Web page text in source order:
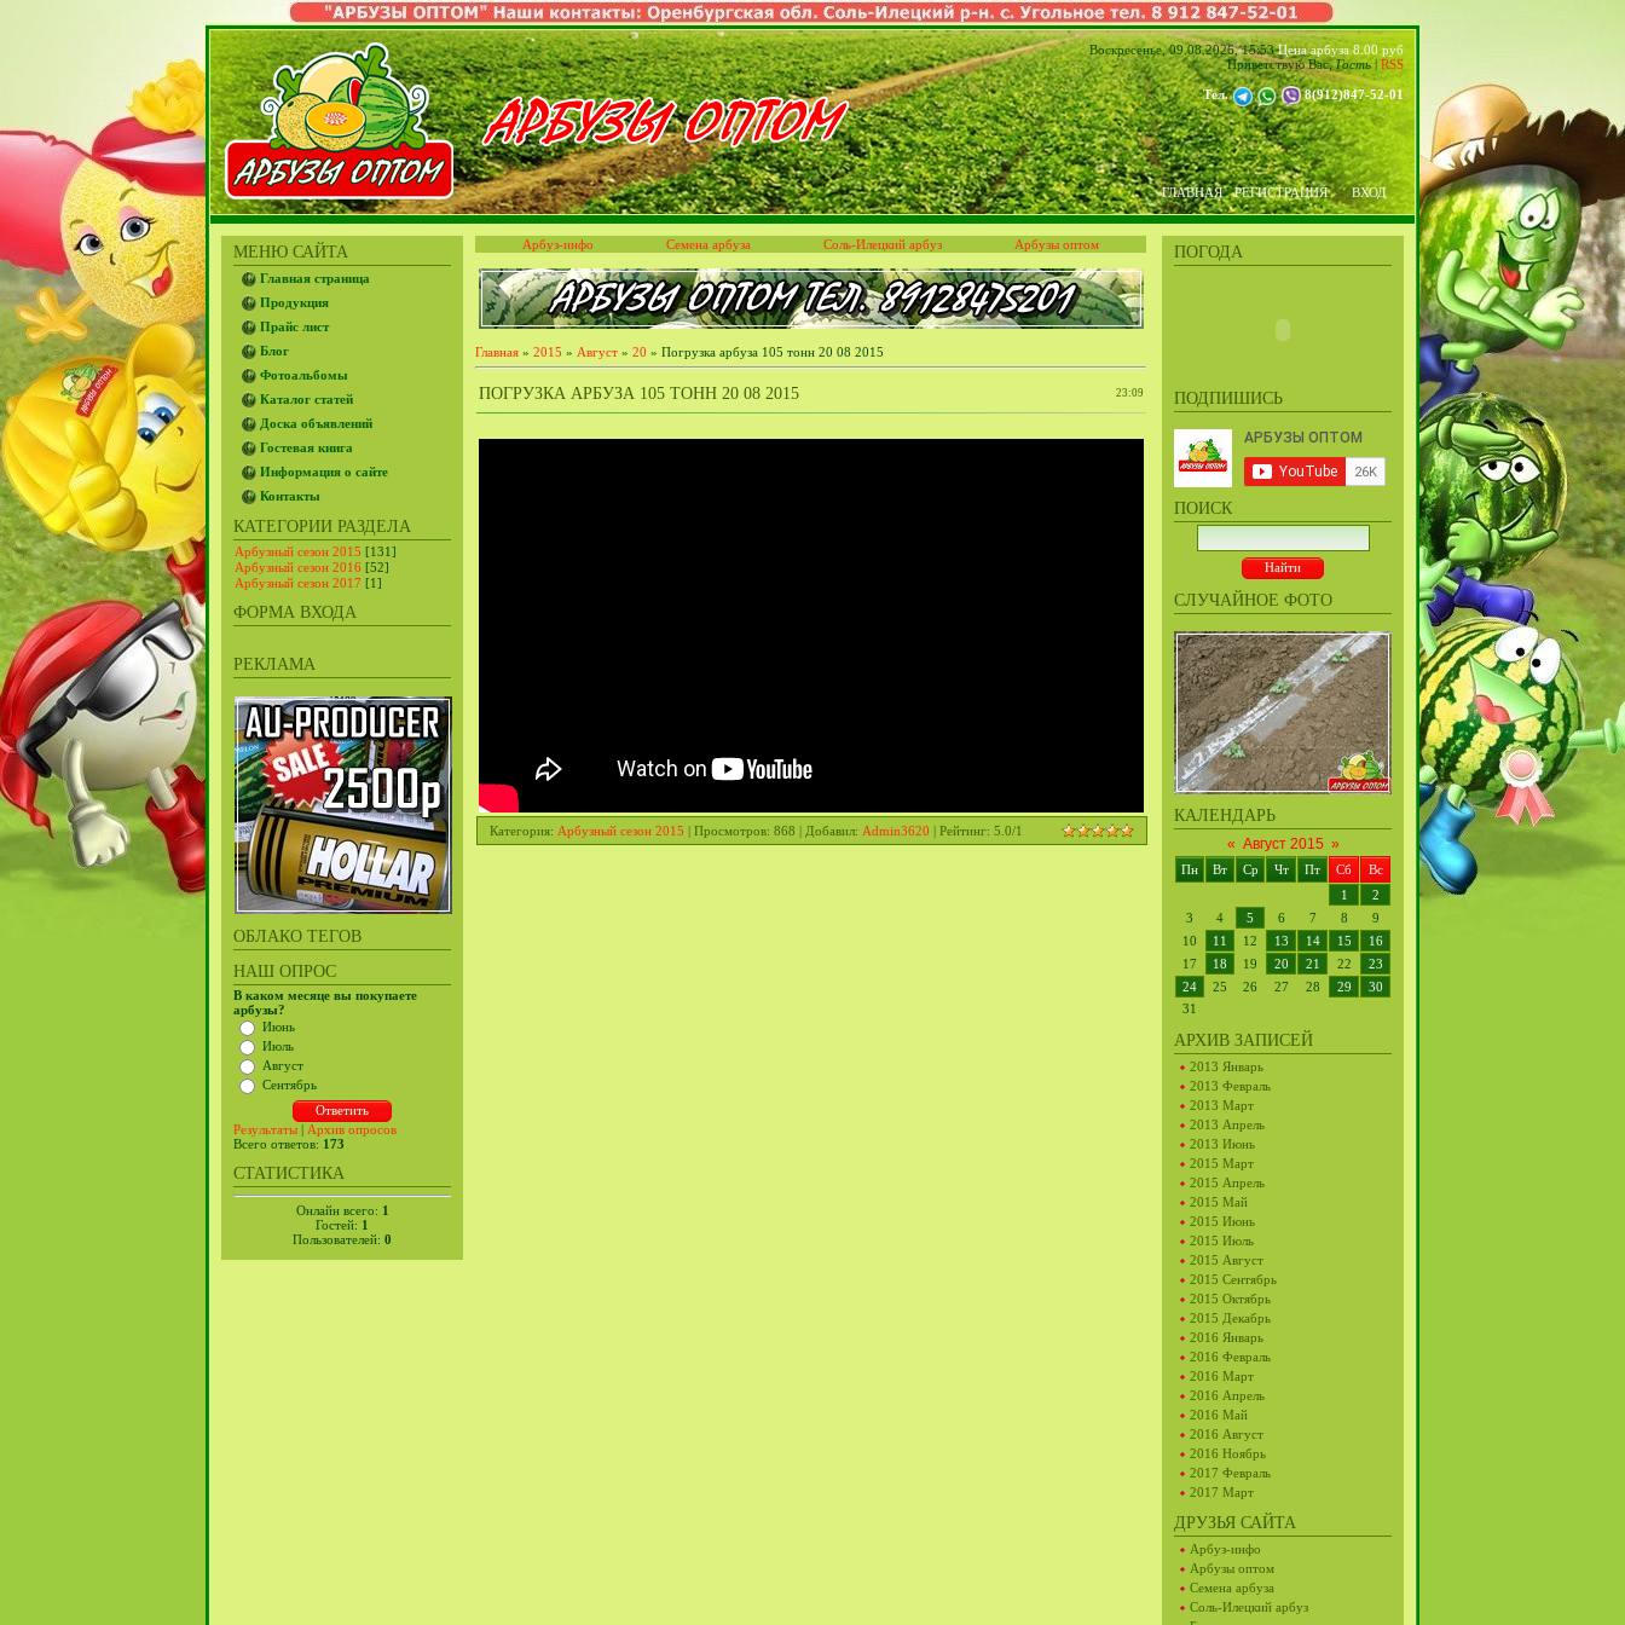
Воскресенье, 09.08.2026, 15:53Цена арбуза 8.00 руб
Приветствую Вас,Гость| RSS
Тел. 8(912)847-52-01
ГЛАВНАЯ РЕГИСТРАЦИЯ ВХОД
МЕНЮ САЙТА
Главная страница
Продукция
Прайс лист
Блог
Фотоальбомы
Каталог статей
Доска объявлений
Гостевая книга
Информация о сайте
Контакты
КАТЕГОРИИ РАЗДЕЛА
Арбузный сезон 2015 [131]
Арбузный сезон 2016 [52]
Арбузный сезон 2017 [1]
ФОРМА ВХОДА
РЕКЛАМА
ОБЛАКО ТЕГОВ
НАШ ОПРОС
В каком месяце вы покупаете
арбузы?
Июнь
Июль
Август
Сентябрь
Результаты | Архив опросов
Всего ответов: 173
СТАТИСТИКА
Онлайн всего: 1
Гостей: 1
Пользователей: 0
ПОГОДА
ПОДПИШИСЬ
ПОИСК
СЛУЧАЙНОЕ ФОТО
КАЛЕНДАРЬ
« Август 2015 »
Пн Вт Ср Чт Пт Сб
Вс
1
2
3
4 5 6 7 8
9
10
11 12 13 14 15
16
17
18 19 20 21 22
23
24
25 26 27 28 29
30
31
АРХИВ ЗАПИСЕЙ
2013 Январь
2013 Февраль
2013 Март
2013 Апрель
2013 Июнь
2015 Март
2015 Апрель
2015 Май
2015 Июнь
2015 Июль
2015 Август
2015 Сентябрь
2015 Октябрь
2015 Декабрь
2016 Январь
2016 Февраль
2016 Март
2016 Апрель
2016 Май
2016 Август
2016 Ноябрь
2017 Февраль
2017 Март
ДРУЗЬЯ САЙТА
Арбуз-инфо
Арбузы оптом
Семена арбуза
Соль-Илецкий арбуз
Арбуз-инфо Семена арбуза Соль-Илецкий арбуз Арбузы оптом
Главная » 2015 » Август » 20 » Погрузка арбуза 105 тонн 20 08 2015
23:09
ПОГРУЗКА АРБУЗА 105 ТОНН 20 08 2015
Категория: Арбузный сезон 2015 | Просмотров: 868 | Добавил: Admin3620 | Рейтинг: 5.0/1